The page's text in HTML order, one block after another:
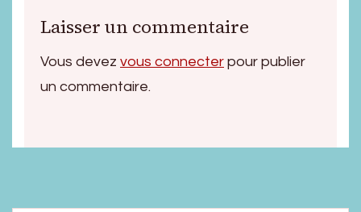
Laisser un commentaire
Vous devez vous connecter pour publier
un commentaire.